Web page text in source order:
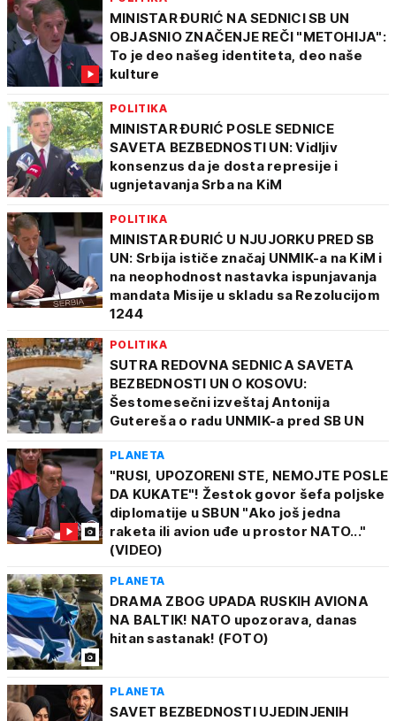
MINISTAR ĐURIĆ NA SEDNICI SB UN
OBJASNIO ZNAČENJE REČI "METOHIJA":
To je deo našeg identiteta, deo naše
kulture
POLITIKA
MINISTAR ĐURIĆ POSLE SEDNICE
SAVETA BEZBEDNOSTI UN: Vidljiv
konsenzus da je dosta represije i
ugnjetavanja Srba na KiM
POLITIKA
MINISTAR ĐURIĆ U NJUJORKU PRED SB
UN: Srbija ističe značaj UNMIK-a na KiM i
na neophodnost nastavka ispunjavanja
mandata Misije u skladu sa Rezolucijom
1244
POLITIKA
SUTRA REDOVNA SEDNICA SAVETA
BEZBEDNOSTI UN O KOSOVU:
Šestomesečni izveštaj Antonija
Gutereša o radu UNMIK-a pred SB UN
PLANETA
"RUSI, UPOZORENI STE, NEMOJTE POSLE
DA KUKATE"! Žestok govor šefa poljske
diplomatije u SBUN "Ako još jedna
raketa ili avion uđe u prostor NATO..."
(VIDEO)
PLANETA
DRAMA ZBOG UPADA RUSKIH AVIONA
NA BALTIK! NATO upozorava, danas
hitan sastanak! (FOTO)
PLANETA
SAVET BEZBEDNOSTI UJEDINJENIH